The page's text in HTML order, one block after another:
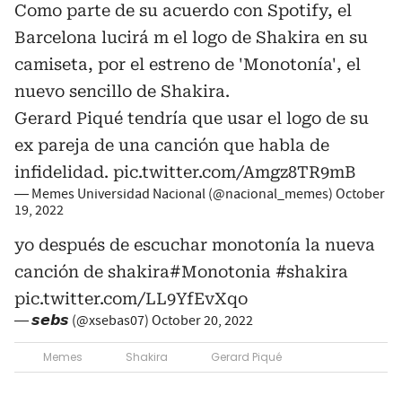
Como parte de su acuerdo con Spotify, el
Barcelona lucirá m el logo de Shakira en su
camiseta, por el estreno de 'Monotonía', el
nuevo sencillo de Shakira.
Gerard Piqué tendría que usar el logo de su
ex pareja de una canción que habla de
infidelidad. pic.twitter.com/Amgz8TR9mB
— Memes Universidad Nacional (@nacional_memes) October
19, 2022
yo después de escuchar monotonía la nueva
canción de shakira#Monotonia #shakira
pic.twitter.com/LL9YfEvXqo
— 𝙨𝙚𝙗𝙨 (@xsebas07) October 20, 2022
Memes Shakira Gerard Piqué